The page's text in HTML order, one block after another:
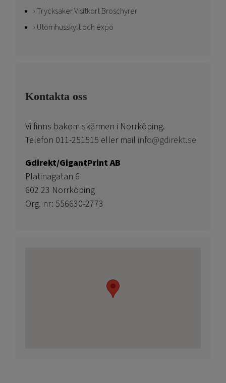
Trycksaker Visitkort Broschyrer
Utomhusskylt och expo
Kontakta oss
Vi finns bakom skärmen i Norrköping.
Telefon 011-251515 eller mail info@gdirekt.se
Gdirekt/GigantPrint AB
Platinagatan 6
602 23 Norrköping
Org. nr: 556630-2773